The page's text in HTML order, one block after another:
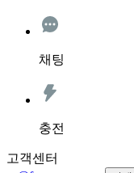
채팅
충전
고객센터